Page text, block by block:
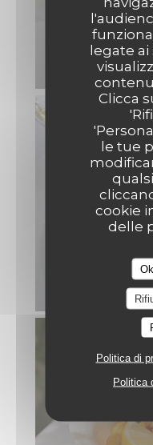
legate ai
Clicca
le tue
cookie
delle
Politica di
Politica